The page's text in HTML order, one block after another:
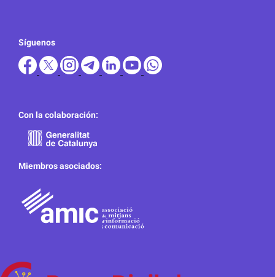
Síguenos
Con la colaboración:
Miembros asociados: